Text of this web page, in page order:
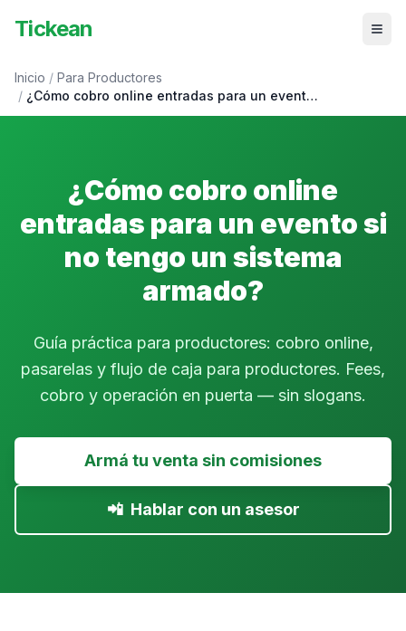
Tickean
Inicio / Para Productores
/ ¿Cómo cobro online entradas para un event…
¿Cómo cobro online
entradas para un evento si
no tengo un sistema
armado?
Guía práctica para productores: cobro online,
pasarelas y flujo de caja para productores. Fees,
cobro y operación en puerta — sin slogans.
Armá tu venta sin comisiones
📲 Hablar con un asesor